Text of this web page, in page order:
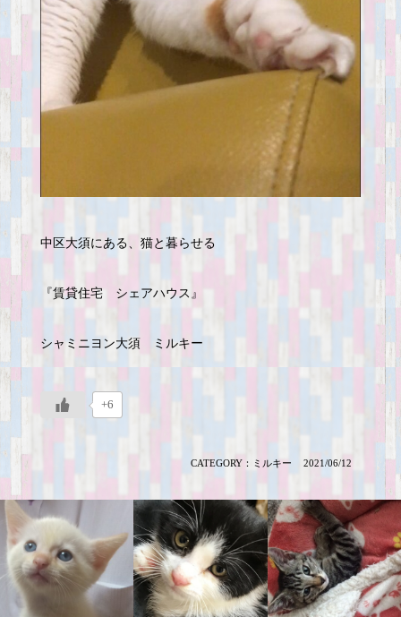
中区大須にある、猫と暮らせる
『賃貸住宅 シェアハウス』
シャミニヨン大須 ミルキー
+6
CATEGORY： ミルキー 2021/06/12